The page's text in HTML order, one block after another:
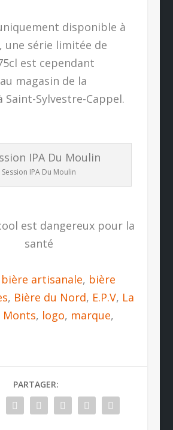
disponible à
une série limitée de
est cependant
magasin de la
Saint-Sylvestre-Cappel.
Session IPA Du Moulin
est dangereux pour la
santé
bière artisanale, bière
, Bière du Nord, E.P.V, La
Monts, logo, marque,
PARTAGER: